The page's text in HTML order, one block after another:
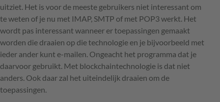
uitziet. Het is voor de meeste gebruikers niet interessant om
te weten of je nu met IMAP, SMTP of met POP3 werkt. Het
wordt pas interessant wanneer er toepassingen gemaakt
worden die draaien op die technologie en je bijvoorbeeld met
ieder ander kunt e-mailen. Ongeacht het programma dat je
daarvoor gebruikt. Met blockchaintechnologie is dat niet
anders. Ook daar zal het uiteindelijk draaien om de
toepassingen.